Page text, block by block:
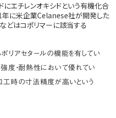
にエチレンオキシドという有機化合
年に米企業Celanese社が開発した
などはコポリマーに該当する
リアセタールの機能を有してい
強度・耐熱性において優れてい
工時の寸法精度が高いという